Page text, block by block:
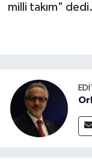
milli takım" dedi.